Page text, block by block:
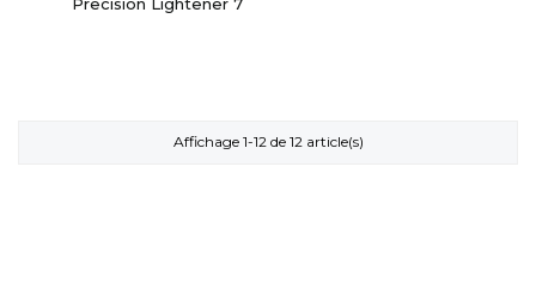
Affichage 1-12 de 12 article(s)